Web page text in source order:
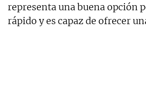
representa una buena opción
rápido y es capaz de ofrecer